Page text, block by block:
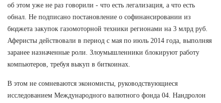
об этом уже не раз говорили - что есть легализация, а что есть
обнал. Не подписано постановление о софинансировании из
бюджета закупок газомоторной техники регионами на 3 млрд руб.
Аферисты действовали в период с мая по июль 2014 года, выполняя
заранее назначенные роли. Злоумышленники блокируют работу
компьютеров, требуя выкуп в биткоинах.
В этом не сомневаются экономисты, руководствующиеся
исследованием Международного валютного фонда 04. Нандролон